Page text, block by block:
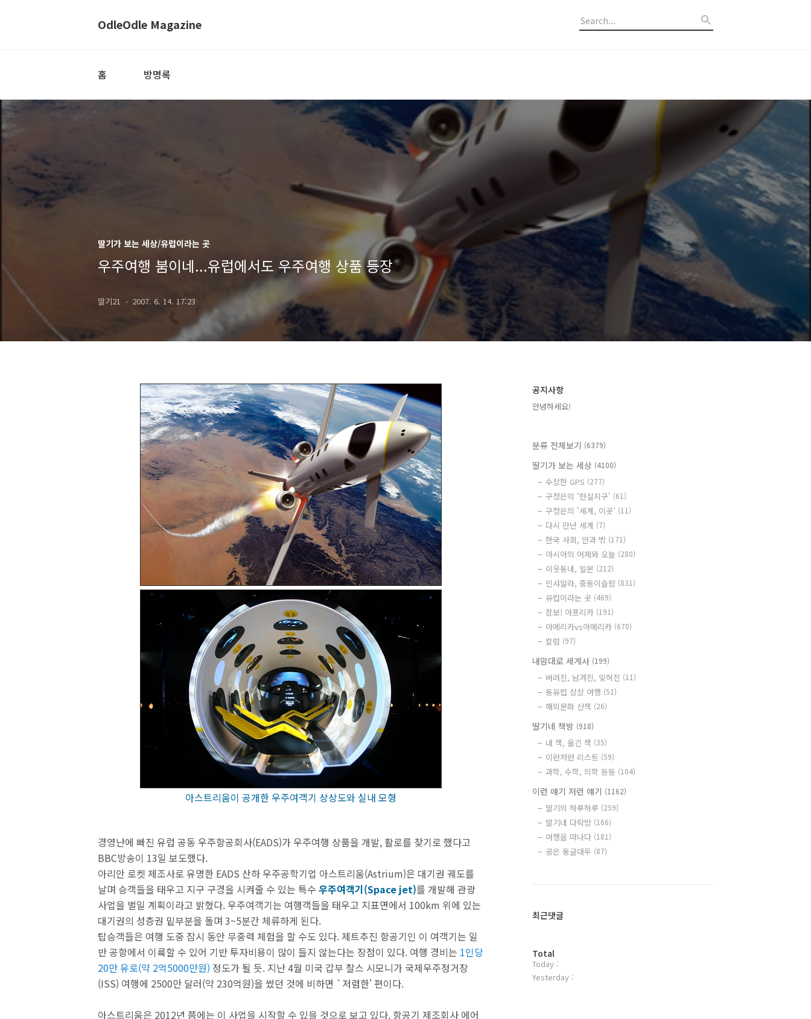
OdleOdle Magazine
홈 방명록
딸기가 보는 세상/유럽이라는 곳
우주여행 붐이네...유럽에서도 우주여행 상품 등장
딸기21 2007. 6. 14. 17:23
아스트리움이 공개한 우주여객기 상상도와 실내 모형
경영난에 빠진 유럽 공동 우주항공회사(EADS)가 우주여행 상품을 개발, 활로를 찾기로 했다고
BBC방송이 13일 보도했다.
아리안 로켓 제조사로 유명한 EADS 산하 우주공학기업 아스트리움(Astrium)은 대기권 궤도를
날며 승객들을 태우고 지구 구경을 시켜줄 수 있는 특수 우주여객기(Space jet)를 개발해 관광
사업을 벌일 계획이라고 밝혔다. 우주여객기는 여행객들을 태우고 지표면에서 100km 위에 있는
대기권의 성층권 밑부분을 돌며 3~5분간 체류하게 된다.
탑승객들은 여행 도중 잠시 동안 무중력 체험을 할 수도 있다. 제트추진 항공기인 이 여객기는 일
반 공항에서 이륙할 수 있어 기반 투자비용이 많이 들지 않는다는 장점이 있다. 여행 경비는 1인당
20만 유로(약 2억5000만원) 정도가 될 듯. 지난 4월 미국 갑부 찰스 시모니가 국제우주정거장
(ISS) 여행에 2500만 달러(약 230억원)을 썼던 것에 비하면 `저렴한' 편이다.
아스트리움은 2012년 쯤에는 이 사업을 시작할 수 있을 것으로 보고 있다. 항공기 제조회사 에어
공지사항
안녕하세요!
분류 전체보기 (6379)
딸기가 보는 세상 (4100)
수상한 GPS (277)
구정은의 '현실지구' (61)
구정은의 '세계, 이곳' (11)
다시 만난 세계 (7)
한국 사회, 안과 밖 (171)
아시아의 어제와 오늘 (280)
이웃동네, 일본 (212)
인샤알라, 중동이슬람 (831)
유럽이라는 곳 (469)
잠보! 아프리카 (191)
아메리카vs아메리카 (670)
칼럼 (97)
내맘대로 세계사 (199)
버려진, 남겨진, 잊혀진 (11)
동유럽 상상 여행 (51)
해외문화 산책 (26)
딸기네 책방 (918)
내 책, 옮긴 책 (35)
이런저런 리스트 (59)
과학, 수학, 의학 등등 (104)
이런 얘기 저런 얘기 (1162)
딸기의 하루하루 (259)
딸기네 다락방 (166)
여행을 떠나다 (181)
공은 둥글대두 (87)
최근댓글
방
문
자
Total
Today :
Yesterday :